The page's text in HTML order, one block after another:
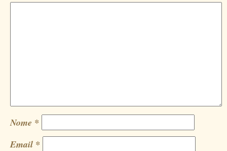
Nome *
Email *